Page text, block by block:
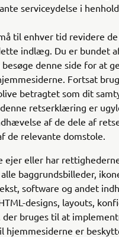
serviceydelse i
til enhver tid revidere
indlæg. Du er bundet
denne side for at
Fortsat
betragtet som dit
retserklæring er
af de dele af
de relevante domstole.
ejer eller har
baggrundsbilleder,
software og andet
designs, layouts,
bruges til at
hjemmesiderne er